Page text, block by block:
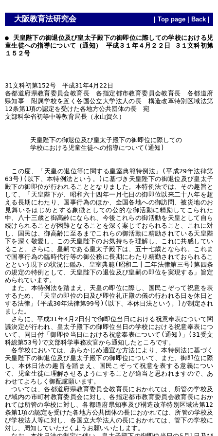
大阪教育法研究会 Top page Back
● 天皇陛下の御退位及び皇太子殿下の御即位に際しての学校における児
童生徒への指導について（通知） 平成３１年４月２２日 ３１文科初第
１５２号
31文科初第152号 平成31年4月22日
各都道府県教育委員会教育長 各指定都市教育委員会教育長 各都道府
県知事 附属学校を置く各国公立大学法人の長 構造改革特別区域法第
12条第1項の認定を受けた各地方公共団体の長 宛
文部科学省初等中等教育局長（永山賀久）
天皇陛下の御退位及び皇太子殿下の御即位に際しての
学校における児童生徒への指導について(通知)
この度、「天皇の退位等に関する皇室典範特例法」(平成29年法律第
63号)(以下、本特例法という。)に基づき天皇陛下の御退位及び皇太子
殿下の御即位が行われることとなりました。本特例法では、その趣旨と
して、「天皇陛下が、昭和六十四年一月七日の御即位以来二十八年を超
える長期にわたり、国事行為のほか、全国各地への御訪問、被災地のお
見舞いをはじめとする象徴としての公的な御活動に精励してこられた
中、八十三歳と御高齢になられ、今後これらの御活動を天皇として自ら
続けられることが困難となることを深く案じておられること、これに対
し、国民は、御高齢に至るまでこれらの御活動に精励されている天皇陛
下を深く敬愛し、この天皇陛下のお気持ちを理解し、これに共感してい
ること、さらに、皇嗣である皇太子殿下は、五十七歳となられ、これま
で国事行為の臨時代行等の御公務に長期にわたり精勤されておられるこ
とという現下の状況に鑑み、皇室典範(昭和二十二年法律第三号)第四条
の規定の特例として、天皇陛下の退位及び皇嗣の即位を実現する」旨定
められています。
また、本特例法を踏まえ、天皇の即位に際し、国民こぞって祝意を表
するため、「天皇の即位の日及び即位礼正殿の儀の行われる日を休日と
する法律」(平成30年法律第99号)(以下、本休日法という。)が制定され
ました。
さらに、平成31年4月2日付で御即位当日における祝意奉表について閣
議決定が行われ、皇太子殿下の御即位当日の学校における祝意奉表につ
いて、同日付「御即位当日における祝意奉表について(通知)」(31受文
科総第53号)で文部科学事務次官から通知したところです。
各学校においては、あらかじめ適宜な方法により、本特例法に基づく
天皇陛下の御退位及び皇太子殿下の御即位について、また、御即位に際
し、本休日法の趣旨を踏まえ、国民こぞって祝意を表する意義につい
て、児童生徒に理解させるようにすることが適当と思われますので、あ
わせてよろしく御配慮願います。
ついては、各都道府県教育委員会教育長におかれては、所管の学校及
び域内の市町村教育委員会に対し、各指定都市教育委員会教育長におか
れては所管の学校に対し、各都道府県知事及び構造改革特別区域法第12
条第1項の認定を受けた各地方公共団体の長におかれては、所管の学校及
び学校法人等に対し、各国立大学法人の長におかれては、管下の学校に
対し、周知していただくようお願いいたします。